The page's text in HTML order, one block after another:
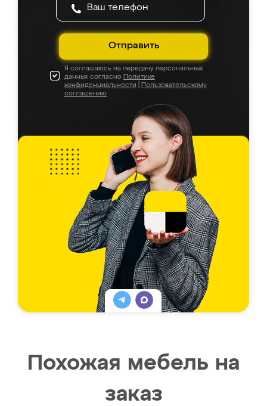
Отправить
Я соглашаюсь на передачу персональных
данных согласно Политике
конфиденциальности
Пользовательскому
соглашению
Похожая мебель на
заказ